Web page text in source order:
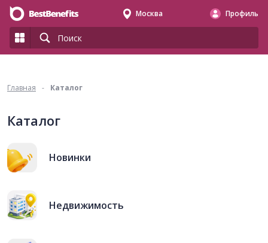
Москва Профиль
Главная - Каталог
Каталог
Новинки
Недвижимость